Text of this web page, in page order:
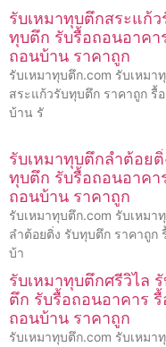
รับเหมาทุบตึกสระแก้ว
ทุบตึก รับรื้อถอนอาคา
ถอนบ้าน ราคาถูก
รับเหมาทุบตึก.com รับเหมา
สระแก้วรับทุบตึก ราคาถูก รื้
บ้าน รั
รับเหมาทุบตึกลำต้อยติ่
ทุบตึก รับรื้อถอนอาคา
ถอนบ้าน ราคาถูก
รับเหมาทุบตึก.com รับเหมา
ลำต้อยติ่ง รับทุบตึก ราคาถูก
บ้า
รับเหมาทุบตึกศรีวิไล
ตึก รับรื้อถอนอาคาร รื้
ถอนบ้าน ราคาถูก
รับเหมาทุบตึก.com รับเหมา